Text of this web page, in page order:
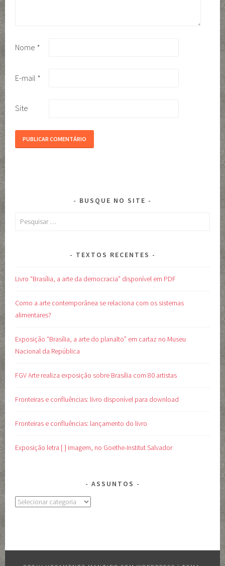
Nome *
E-mail *
Site
BUSQUE NO SITE
Pesquisar
TEXTOS RECENTES
Livro “Brasília, a arte da democracia” disponível em PDF
Como a arte contemporânea se relaciona com os sistemas
alimentares?
Exposição “Brasília, a arte do planalto” em cartaz no Museu
Nacional da República
FGV Arte realiza exposição sobre Brasília com 80 artistas
Fronteiras e confluências: livro disponível para download
Fronteiras e confluências: lançamento do livro
Exposição letra [ ] imagem, no Goethe-Institut Salvador
ASSUNTOS
Assuntos